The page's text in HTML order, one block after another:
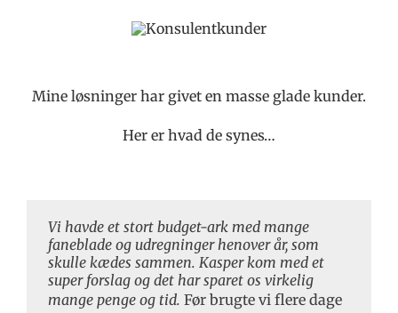
Mine løsninger har givet en masse glade kunder.
Her er hvad de synes…
Vi havde et stort budget-ark med mange
faneblade og udregninger henover år, som
skulle kædes sammen. Kasper kom med et
super forslag og det har sparet os virkelig
mange penge og tid. Før brugte vi flere dage